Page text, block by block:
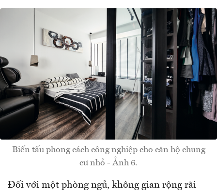
Biến tấu phong cách công nghiệp cho căn hộ chung
cư nhỏ - Ảnh 6.
Đối với một phòng ngủ, không gian rộng rãi